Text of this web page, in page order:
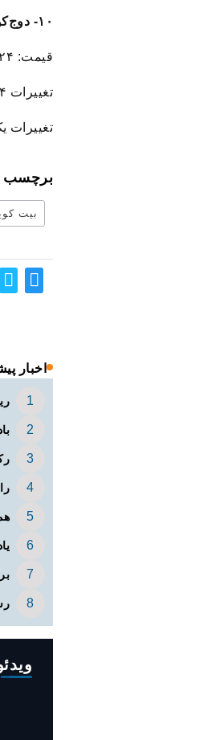
۱۰- دوج‌کوین
قیمت: ۰.۰۷۷۲۴ دلار
تغییرات ۲۴ ساعت گذشته: ۳.۴۳ درصد افزایش
تغییرات یک
برچسب
بیت
اخبار
برنامه
رشد 78 درصدی فروش